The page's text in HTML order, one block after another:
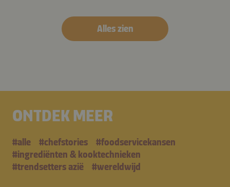
Alles zien
ONTDEK MEER
#alle #chefstories
#foodservicekansen
#ingrediënten & kooktechnieken
#trendsetters azië
#wereldwijd